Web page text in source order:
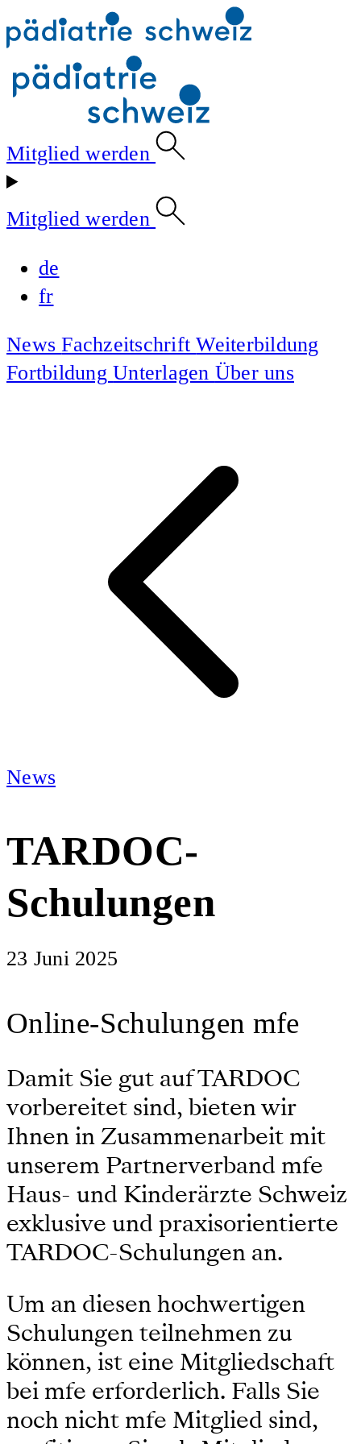
Mitglied werden
Mitglied werden
de
fr
NewsFachzeitschriftWeiterbildung
FortbildungUnterlagen Über uns
News
TARDOC-
Schulungen
23 Juni 2025
Online-Schulungen mfe
Damit Sie gut auf TARDOC
vorbereitet sind, bieten wir
Ihnen in Zusammenarbeit mit
unserem Partnerverband mfe
Haus- und Kinderärzte Schweiz
exklusive und praxisorientierte
TARDOC-Schulungen an.
Um an diesen hochwertigen
Schulungen teilnehmen zu
können, ist eine Mitgliedschaft
bei mfe erforderlich. Falls Sie
noch nicht mfe Mitglied sind,